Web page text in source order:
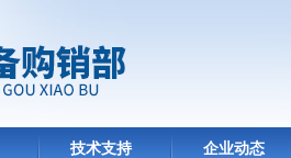
技术支持 企业动态